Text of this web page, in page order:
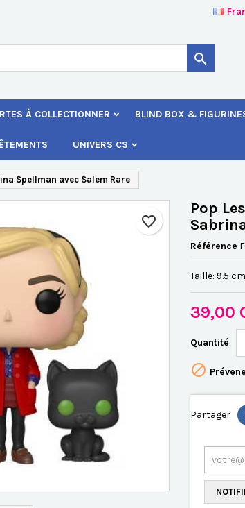

À COLLECTIONNER BLIND BOX &
UNIVERS CS
Spellman avec Salem Rare
favorite_border
Pop
Référence
Taille: 9.5
39,00
Quantité

Partager
d'envies
liste
d'envies
pour ajouter des produits à votre liste d'envies.
Annuler Connexion